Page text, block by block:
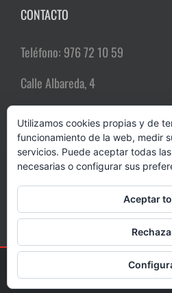
CONTACTO
Teléfono: 976 72 10 59
Calle Albareda, 4
Email:comerciozgz@gmail.com
Copyright 2018 Zaragoza Dinámica | Todos
Utilizamos cookies propias y de
funcionamiento de la web, medir
servicios. Puede aceptar todas
necesarias o configurar sus
Aceptar